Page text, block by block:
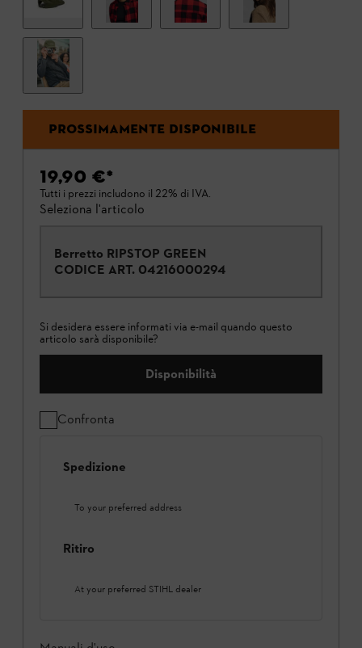
PROSSIMAMENTE DISPONIBILE
19,90 €*
Tutti i prezzi includono il 22% di IVA.
Seleziona l'articolo
Berretto RIPSTOP GREEN
CODICE ART. 04216000294
Si desidera essere informati via e-mail quando questo
articolo sarà disponibile?
Disponibilità
Confronta
Spedizione
To your preferred address
Ritiro
At your preferred STIHL dealer